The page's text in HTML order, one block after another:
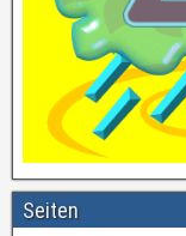
Seiten